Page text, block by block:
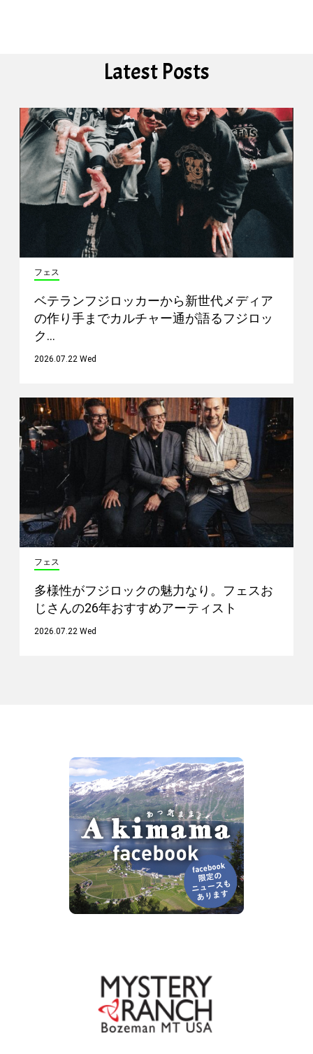
Latest Posts
フェス
ベテランフジロッカーから新世代メディア
の作り手までカルチャー通が語るフジロッ
ク…
2026.07.22 Wed
フェス
多様性がフジロックの魅力なり。フェスお
じさんの26年おすすめアーティスト
2026.07.22 Wed